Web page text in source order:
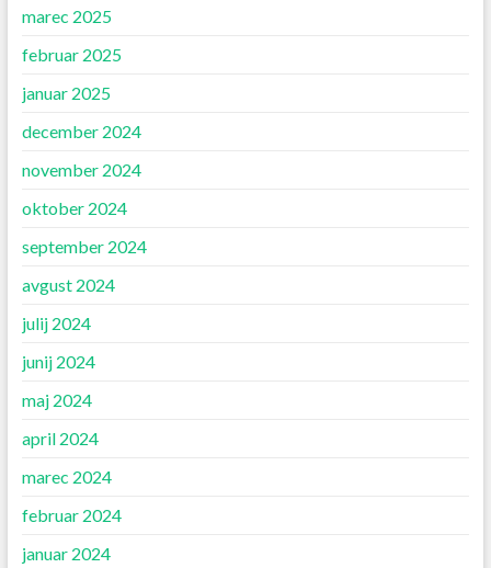
marec 2025
februar 2025
januar 2025
december 2024
november 2024
oktober 2024
september 2024
avgust 2024
julij 2024
junij 2024
maj 2024
april 2024
marec 2024
februar 2024
januar 2024